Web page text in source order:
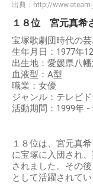
出典： http://
１８位 宮元真希
宝塚歌劇団時代の
生年月日：1977年
出生地：愛媛県八
血液型：A型
職業：女優
ジャンル：テレビ
活動期間：1999年 -
１８位は、宮元真
に宝塚に入団され
されました。その
として活躍されてい